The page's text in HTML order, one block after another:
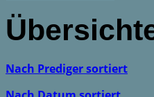
Nach Prediger sortiert